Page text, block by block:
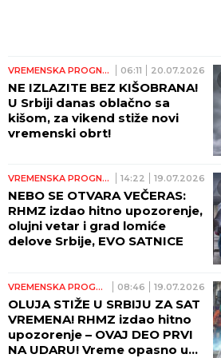
VREMENSKA PROGNOZA 06:11 20.07.2026
NE IZLAZITE BEZ KIŠOBRANA!
U Srbiji danas oblačno sa
kišom, za vikend stiže novi
vremenski obrt!
VREMENSKA PROGNOZA 14:22 19.07.2026
NEBO SE OTVARA VEČERAS:
RHMZ izdao hitno upozorenje,
olujni vetar i grad lomiće
delove Srbije, EVO SATNICE
VREMENSKA PROGNOZA 08:46 19.07.2026
OLUJA STIŽE U SRBIJU ZA SAT
VREMENA! RHMZ izdao hitno
upozorenje – OVAJ DEO PRVI
NA UDARU! Vreme opasno u